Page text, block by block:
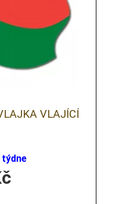
VLAJÍCÍ
týdne